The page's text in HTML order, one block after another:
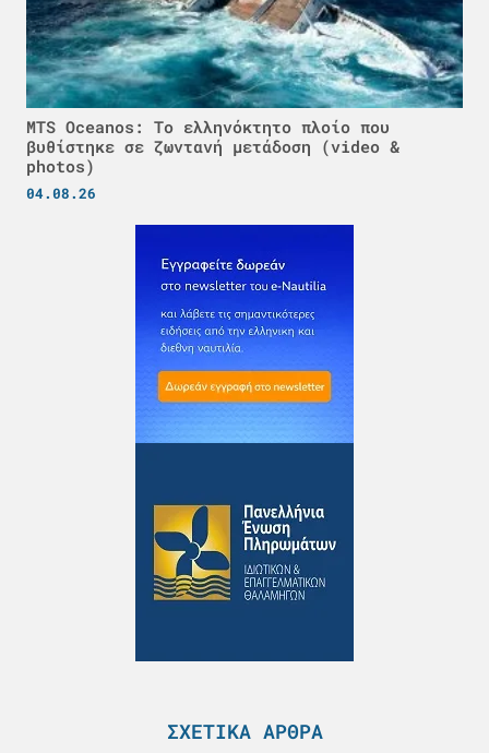
MTS Oceanos: Το ελληνόκτητο πλοίο που
βυθίστηκε σε ζωντανή μετάδοση (video &
photos)
04.08.26
ΣΧΕΤΙΚΆ ΆΡΘΡΑ